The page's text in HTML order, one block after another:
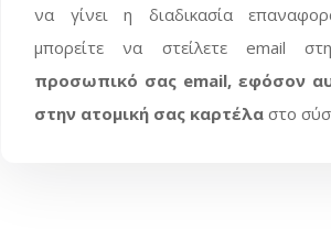
να γίνει η διαδικασία
μπορείτε να στείλετε email
προσωπικό σας email, εφόσον
στην ατομική σας καρτέλα στο